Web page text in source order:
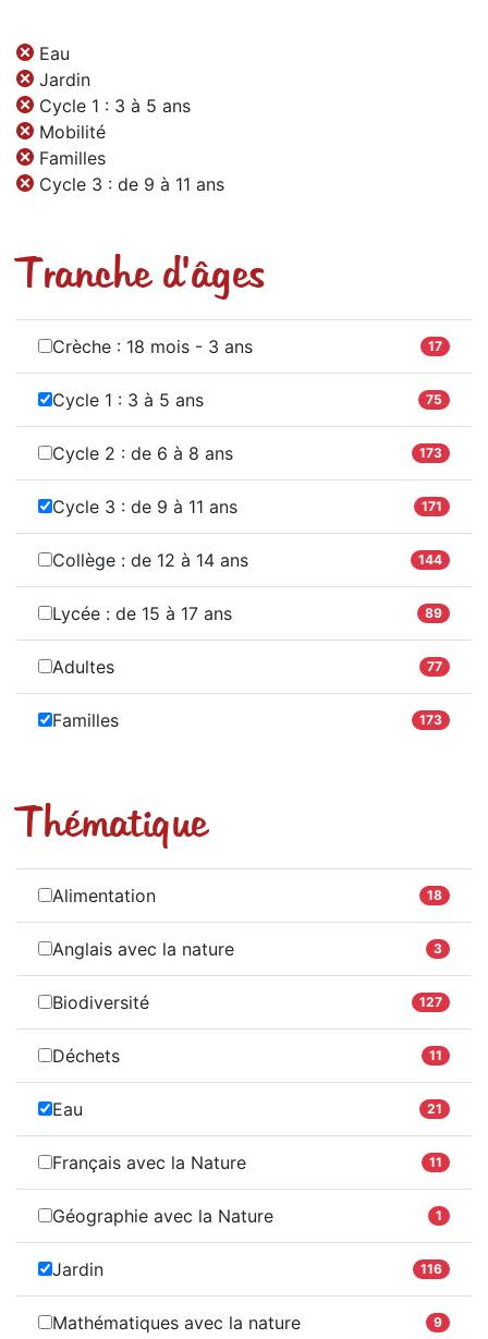
Eau
Jardin
Cycle 1 : 3 à 5 ans
Mobilité
Familles
Cycle 3 : de 9 à 11 ans
Tranche d'âges
Crèche : 18 mois - 3 ans 17
Cycle 1 : 3 à 5 ans 75
Cycle 2 : de 6 à 8 ans 173
Cycle 3 : de 9 à 11 ans 171
Collège : de 12 à 14 ans 144
Lycée : de 15 à 17 ans 89
Adultes 77
Familles 173
Thématique
Alimentation 18
Anglais avec la nature 3
Biodiversité 127
Déchets 11
Eau 21
Français avec la Nature 11
Géographie avec la Nature 1
Jardin 116
Mathématiques avec la nature 9